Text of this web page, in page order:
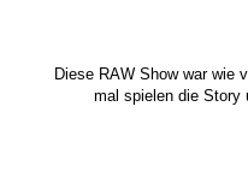
Diese RAW Show war wie
mal spielen die Story